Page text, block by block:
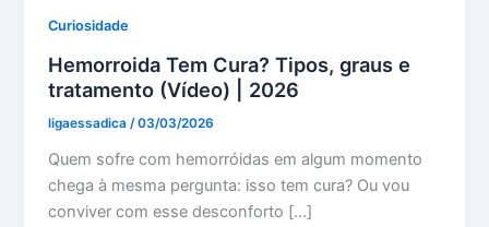
Curiosidade
Hemorroida Tem Cura? Tipos, graus e
tratamento (Vídeo) | 2026
ligaessadica/03/03/2026
Quem sofre com hemorróidas em algum momento
chega à mesma pergunta: isso tem cura? Ou vou
conviver com esse desconforto […]